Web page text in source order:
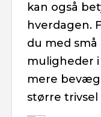
kan også
hverdagen.
du med
muligheder
mere
større trivsel